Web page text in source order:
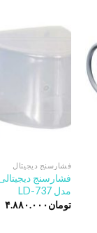
فشارسنج دیجیتال
فشارسنج
مدل LD-737
تومان۴.۸۸۰.۰۰۰